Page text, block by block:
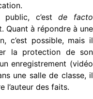
public, c’estde facto
Quant à répondre à une
c’est possible, mais il
la protection de son
enregistrement (vidéo
une salle de classe, il
l’auteur des faits.